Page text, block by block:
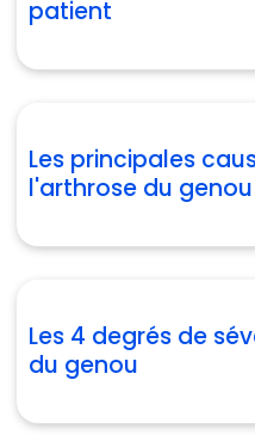
patient
Les principales
l'arthrose du genou
Les 4 degrés de
du genou